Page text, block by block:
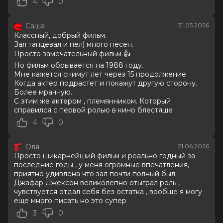
Страна
Слоган
—
Режиссер
Антуан Фукуа
Актеры
Джаафар Джексон, Джулиано
Вальди, Колман Доминго, Ниа Лонг,
Майлз Теллер, Кендрик Сэмпсон, Кэт
Грэм, Лора Хэрриер, Лоренц Тейт,
Дерек Люк
Продюсеры
Джон Бранка, Грэм Кинг, Джон
Сценаристы
Длительность
В прокате
с 23 июня до 7 августа
Меморандум
до 3 июня
Саша 31.05.2026
Классный, добрый фильм.
Зал танцевал и пел) много песен.
Просто замечательный фильм 👍
Но фильм обрывается на 1988 году.
Мне кажется снимут лет через 15 продолжение.
Когда актер подрастет и покажут другую сторону.
Более мрачную.
С этим же актером , племянником. Который
справился с первой ролью в кино блестяще
4
0
Оля 21.06.2026
Просто шикарнейший фильм и реально годный за
последние годы , у меня огромные впечатления,
приятно удивлена что зал почти полный был
Джафар Джексон великолепно отыграл роль ,
чувствуется отдал себя без остатка , вообще я могу
еще много писать но это супер
3
0